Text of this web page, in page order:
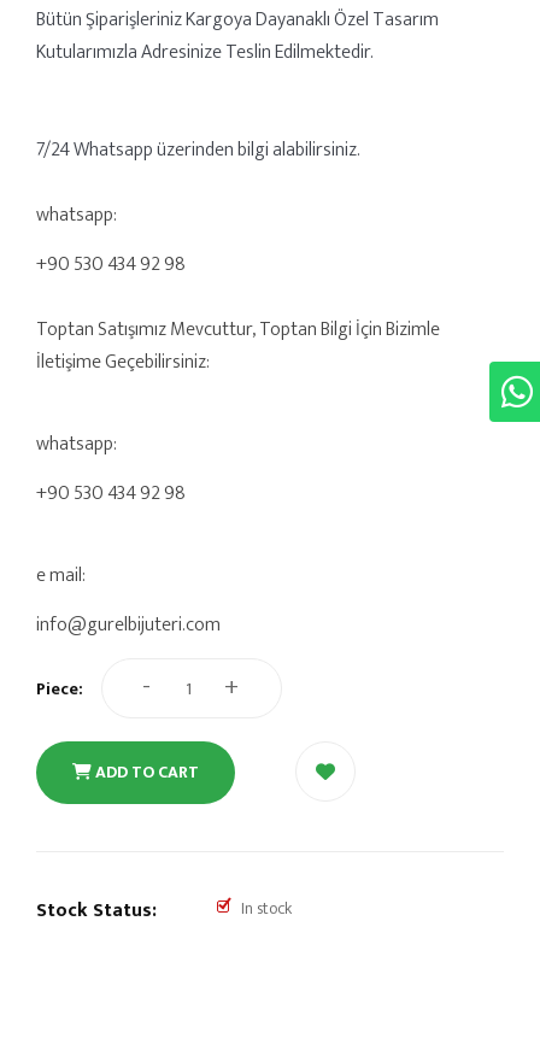
Bütün Şiparişleriniz Kargoya Dayanaklı Özel Tasarım
Kutularımızla Adresinize Teslin Edilmektedir.
7/24 Whatsapp üzerinden bilgi alabilirsiniz.
whatsapp:
+90 530 434 92 98
Toptan Satışımız Mevcuttur, Toptan Bilgi İçin Bizimle
İletişime Geçebilirsiniz:
whatsapp:
+90 530 434 92 98
e mail:
info@gurelbijuteri.com
Piece: - +
ADD TO CART
Stock Status: In stock